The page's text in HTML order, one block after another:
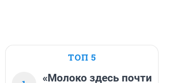
ТОП 5
«Молоко здесь почти